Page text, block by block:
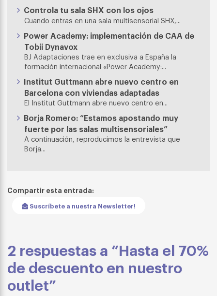
Controla tu sala SHX con los ojos
Cuando entras en una sala multisensorial SHX,...
Power Academy: implementación de CAA de
Tobii Dynavox
BJ Adaptaciones trae en exclusiva a España la
formación internacional «Power Academy:...
Institut Guttmann abre nuevo centro en
Barcelona con viviendas adaptadas
El Institut Guttmann abre nuevo centro en...
Borja Romero: “Estamos apostando muy
fuerte por las salas multisensoriales”
A continuación, reproducimos la entrevista que
Borja...
Compartir esta entrada:
Suscríbete a nuestra Newsletter!
2 respuestas a “Hasta el 70%
de descuento en nuestro
outlet”